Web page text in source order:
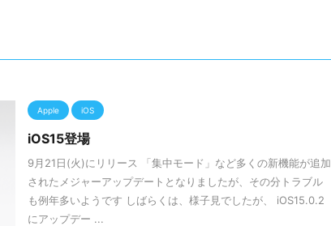
Apple iOS
iOS15登場
9月21日(火)にリリース 「集中モード」など多くの新機能が追加
されたメジャーアップデートとなりましたが、その分トラブル
も例年多いようです しばらくは、様子見でしたが、 iOS15.0.2
にアップデー ...